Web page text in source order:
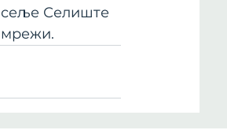
Селиште
мрежи.